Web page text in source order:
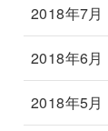
2018年7月
2018年6月
2018年5月